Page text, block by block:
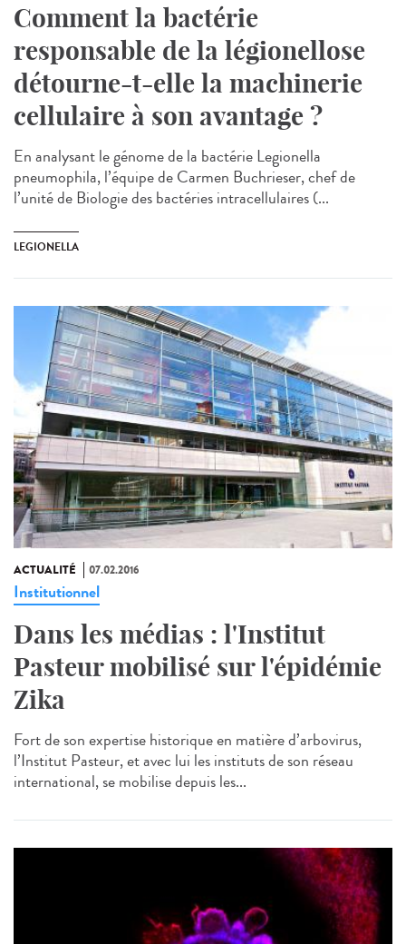
Comment la bactérie
responsable de la légionellose
détourne-t-elle la machinerie
cellulaire à son avantage ?
En analysant le génome de la bactérie Legionella
pneumophila, l’équipe de Carmen Buchrieser, chef de
l’unité de Biologie des bactéries intracellulaires (...
LEGIONELLA
ACTUALITÉ 07.02.2016
Institutionnel
Dans les médias : l'Institut
Pasteur mobilisé sur l'épidémie
Zika
Fort de son expertise historique en matière d’arbovirus,
l’Institut Pasteur, et avec lui les instituts de son réseau
international, se mobilise depuis les...